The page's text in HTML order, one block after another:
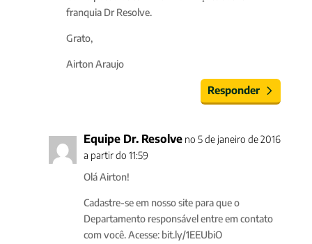
franquia Dr Resolve.
Grato,
Airton Araujo
Responder
Equipe Dr. Resolve no 5 de janeiro de 2016
a partir do 11:59
Olá Airton!
Cadastre-se em nosso site para que o
Departamento responsável entre em contato
com você. Acesse: bit.ly/1EEUbiO